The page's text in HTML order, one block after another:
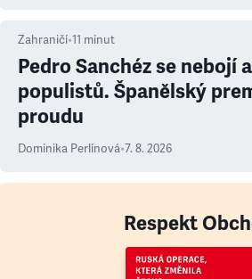
Zahraničí•11 minut
Pedro Sanchéz se nebojí
populistů. Španělský
proudu
Dominika Perlínová•7. 8. 2026
Respekt